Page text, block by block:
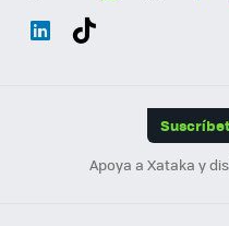
Apoya a Xataka y